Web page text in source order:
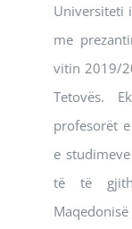
Universiteti
me
vitin 2019/
Tetovës.
profesorët
e
të të
Maqedonisë